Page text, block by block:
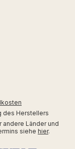
des Herstellers
Länder und
siehe hier.